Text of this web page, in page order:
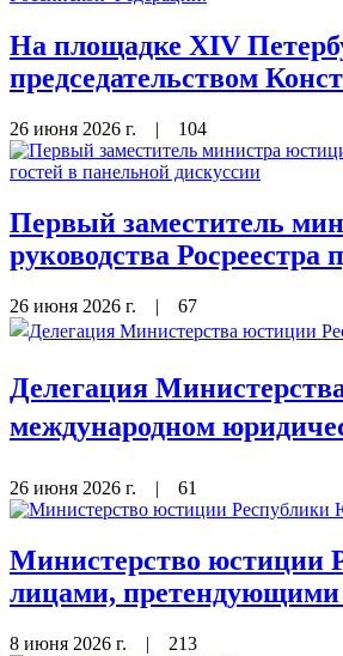
На площадке XIV
председательством
26 июня 2026 г. | 104
Первый заместитель
руководства
26 июня 2026 г. | 67
Делегация
международном
26 июня 2026 г. | 61
Министерство юстиции
лицами, претендующими
8 июня 2026 г. | 213